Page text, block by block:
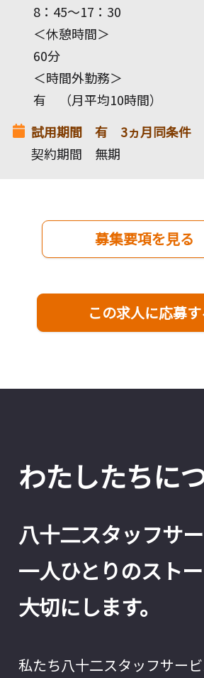
8：45～17：30
＜休憩時間＞
60分
＜時間外勤務＞
有 （月平均10時間）
試用期間 有 3ヵ月同条件
契約期間 無期
募集要項を
この求人に応募
わたしたちに
八十二スタッフサ
一人ひとりのスト
大切にします。
私たち八十二スタッフサー